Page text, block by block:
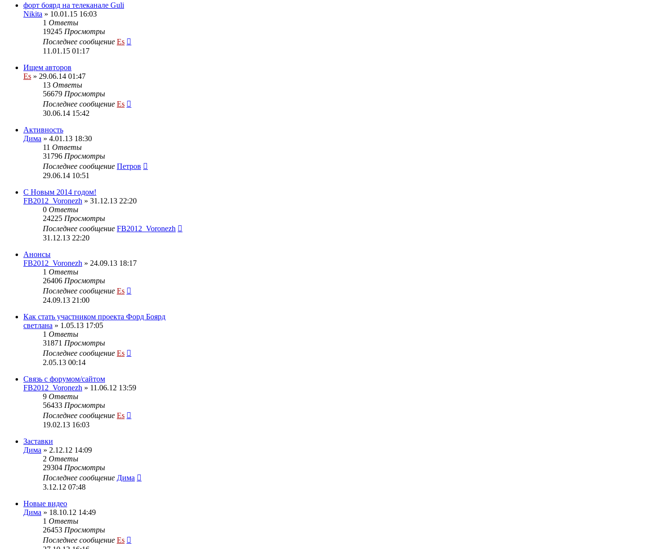
форт боярд на телеканале Guli
Nikita » 10.01.15 16:03
1 Ответы
19245 Просмотры
Последнее сообщение Es
11.01.15 01:17
Ищем авторов
Es » 29.06.14 01:47
13 Ответы
56679 Просмотры
Последнее сообщение Es
30.06.14 15:42
Активность
Дима » 4.01.13 18:30
11 Ответы
31796 Просмотры
Последнее сообщение Петров
29.06.14 10:51
С Новым 2014 годом!
FB2012_Voronezh » 31.12.13 22:20
0 Ответы
24225 Просмотры
Последнее сообщение FB2012_Voronezh
31.12.13 22:20
Анонсы
FB2012_Voronezh » 24.09.13 18:17
1 Ответы
26406 Просмотры
Последнее сообщение Es
24.09.13 21:00
Как стать участником проекта Форд Боярд
светлана » 1.05.13 17:05
1 Ответы
31871 Просмотры
Последнее сообщение Es
2.05.13 00:14
Cвязь с форумом/сайтом
FB2012_Voronezh » 11.06.12 13:59
9 Ответы
56433 Просмотры
Последнее сообщение Es
19.02.13 16:03
Заставки
Дима » 2.12.12 14:09
2 Ответы
29304 Просмотры
Последнее сообщение Дима
3.12.12 07:48
Новые видео
Дима » 18.10.12 14:49
1 Ответы
26453 Просмотры
Последнее сообщение Es